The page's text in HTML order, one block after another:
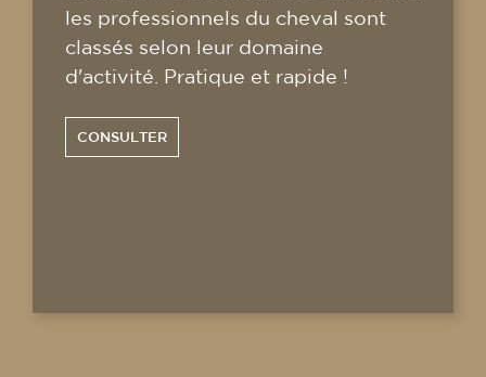
les professionnels du cheval sont
classés selon leur domaine
d'activité. Pratique et rapide !
CONSULTER